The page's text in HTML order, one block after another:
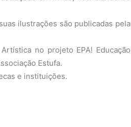
ilustrações são publicadas pela
no projeto EPA! Educação
Estufa.
e instituições.